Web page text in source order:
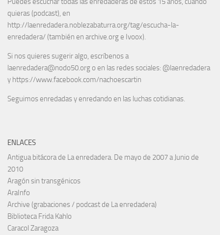
quieras (podcast), en
http://laenredadera.noblezabaturra.org/tag/escucha-la-
enredadera/ (también en archive.org e Ivoox).
Si nos quieres sugerir algo, escríbenos a
laenredadera@nodo50.org o en las redes sociales: @laenredadera
y https://www.facebook.com/nachoescartin
Seguimos enredadas y enredando en las luchas cotidianas.
ENLACES
Antigua bitácora de La enredadera. De mayo de 2007 a Junio de
2010
Aragón sin transgénicos
AraInfo
Archive (grabaciones / podcast de La enredadera)
Biblioteca Frida Kahlo
Caracol Zaragoza